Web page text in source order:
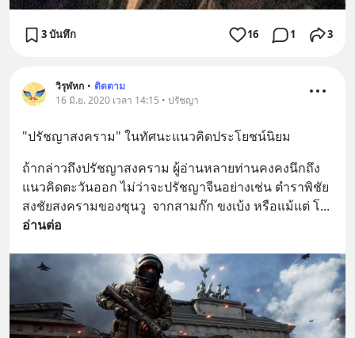
3 บันทึก 16 1 3
วิรุฬหก • ติดตาม
16 มิ.ย. 2020 เวลา 14:15 • ปรัชญา
"ปรัชญาสงคราม" ในทัศนะแนวคิดประโยชน์นิยม
ถ้ากล่าวถึงปรัชญาสงคราม ผู้อ่านหลายท่านคงคงนึกถึง
แนวคิดตะวันออก ไม่ว่าจะปรัชญาจีนอย่างเช่น ตำราพิชัย
สงชัยสงครามของซุนวู  จากสามก๊ก ขงเบ้ง หรือแม้แต่ โ
อ่านต่อ